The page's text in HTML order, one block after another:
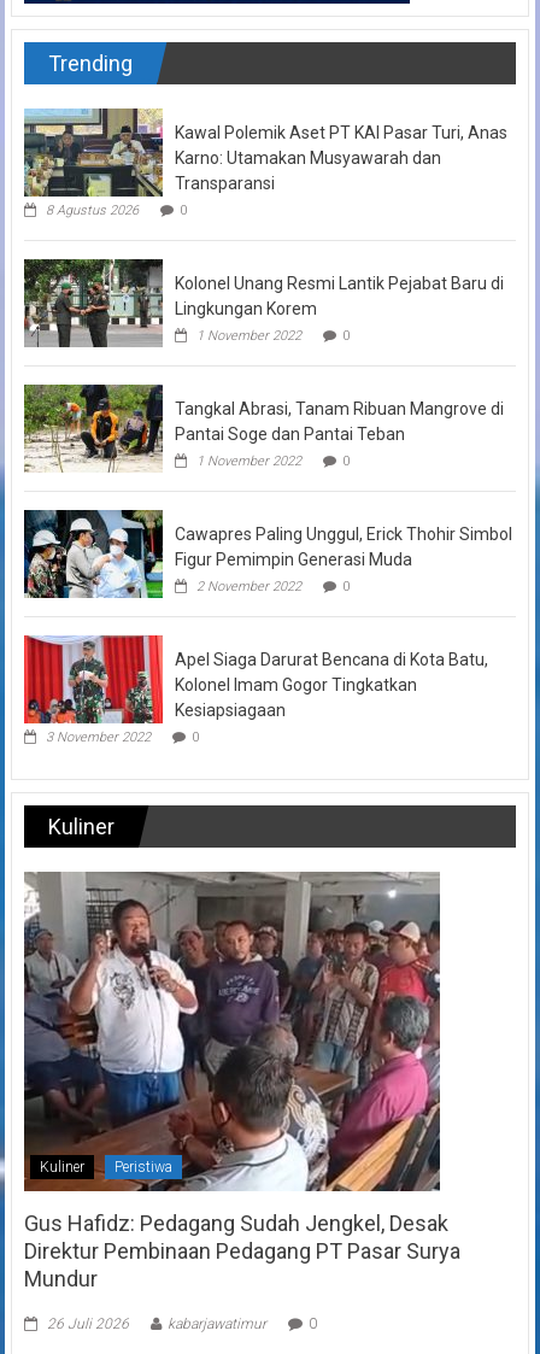
Trending
Kawal Polemik Aset PT KAI Pasar Turi, Anas
Karno: Utamakan Musyawarah dan
Transparansi
8 Agustus 2026 0
Kolonel Unang Resmi Lantik Pejabat Baru di
Lingkungan Korem
1 November 2022 0
Tangkal Abrasi, Tanam Ribuan Mangrove di
Pantai Soge dan Pantai Teban
1 November 2022 0
Cawapres Paling Unggul, Erick Thohir Simbol
Figur Pemimpin Generasi Muda
2 November 2022 0
Apel Siaga Darurat Bencana di Kota Batu,
Kolonel Imam Gogor Tingkatkan
Kesiapsiagaan
3 November 2022 0
Kuliner
Kuliner Peristiwa
Gus Hafidz: Pedagang Sudah Jengkel, Desak
Direktur Pembinaan Pedagang PT Pasar Surya
Mundur
26 Juli 2026 kabarjawatimur 0